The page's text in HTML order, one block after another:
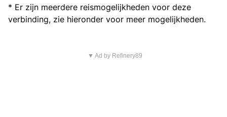
* Er zijn meerdere reismogelijkheden voor deze
verbinding, zie hieronder voor meer mogelijkheden.
▼ Ad by Refinery89